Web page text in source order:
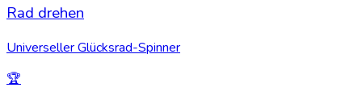
Rad drehen
Universeller Glücksrad-Spinner
🏆